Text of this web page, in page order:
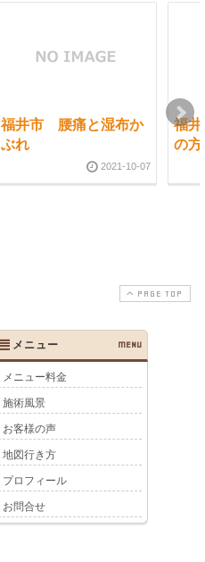
福井市 腰痛と湿布か
ぶれ
2021-10-07
福
の方
PAGE TOP
メニュー MENU
メニュー料金
施術風景
お客様の声
地図行き方
プロフィール
お問合せ